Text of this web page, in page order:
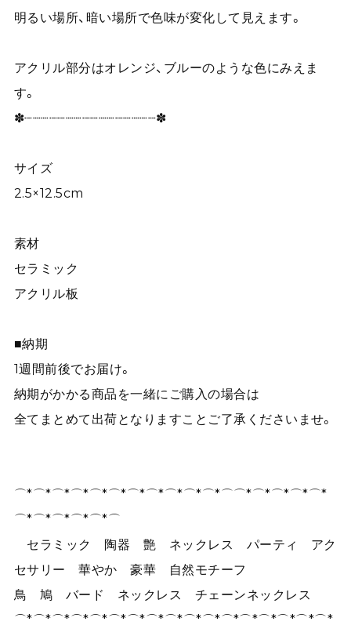
明るい場所、暗い場所で色味が変化して見えます。
アクリル部分はオレンジ、ブルーのような色にみえま
す。
✽┈┈┈┈┈┈┈┈┈┈┈┈┈┈┈┈✽
サイズ
2.5×12.5cm
素材
セラミック
アクリル板
■納期
1週間前後でお届け。
納期がかかる商品を一緒にご購入の場合は
全てまとめて出荷となりますことご了承くださいませ。
⌒*⌒*⌒*⌒*⌒*⌒*⌒*⌒*⌒*⌒*⌒*⌒⌒*⌒*⌒*⌒*⌒*
⌒*⌒*⌒*⌒*⌒*⌒
セラミック 陶器 艶 ネックレス パーティ アク
セサリー 華やか 豪華 自然モチーフ
鳥 鳩 バード ネックレス チェーンネックレス
⌒*⌒*⌒*⌒*⌒*⌒*⌒*⌒*⌒*⌒*⌒*⌒*⌒*⌒*⌒*⌒*⌒*